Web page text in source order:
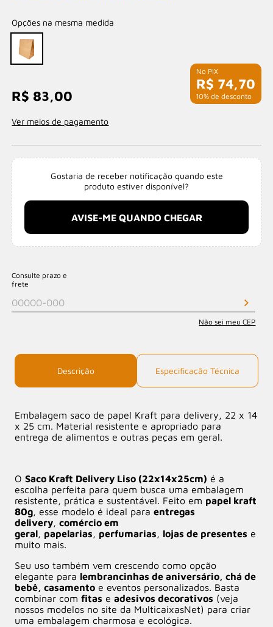
Opções na mesma medida
R$ 74,70
com 10% de desconto
R$ 83,00
Ver meios de pagamento
Gostaria de receber notificação quando este
produto estiver disponível?
AVISE-ME QUANDO CHEGAR
Consulte prazo e
frete
Não sei meu CEP
Descrição Especificação Técnica
Embalagem saco de papel Kraft para delivery, 22 x 14
x 25 cm. Material resistente e apropriado para
entrega de alimentos e outras peças em geral.
OSaco Kraft Delivery Liso (22x14x25cm) é a
escolha perfeita para quem busca uma embalagem
resistente, prática e sustentável. Feito em papel kraft
80g, esse modelo é ideal paraentregas
delivery,comércio em
geral, papelarias, perfumarias, lojas de presentes e
muito mais.
Seu uso também vem crescendo como opção
elegante para lembrancinhas de aniversário, chá de
bebê, casamento e eventos personalizados. Basta
combinar comfitas eadesivos decorativos (veja
nossos modelos no site da MulticaixasNet) para criar
uma embalagem charmosa e ecológica.